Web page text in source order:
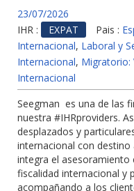
23/07/2026
IHR :
EXPAT Pais :
Internacional, Laboral y
Internacional, Migratorio:
Internacional
Seegman es una de las
nuestra #IHRproviders.
desplazados y
internacional con destino
integra el asesoramiento
fiscalidad internacional y
acompañando a los